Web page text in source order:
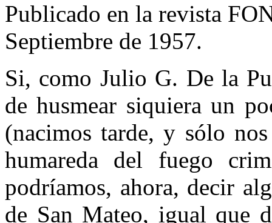
Publicado en la revista
Septiembre de 1957.
Si, como Julio G. De la
de husmear siquiera un
(nacimos tarde, y sólo
humareda del fuego
podríamos, ahora, decir
de San Mateo, igual que